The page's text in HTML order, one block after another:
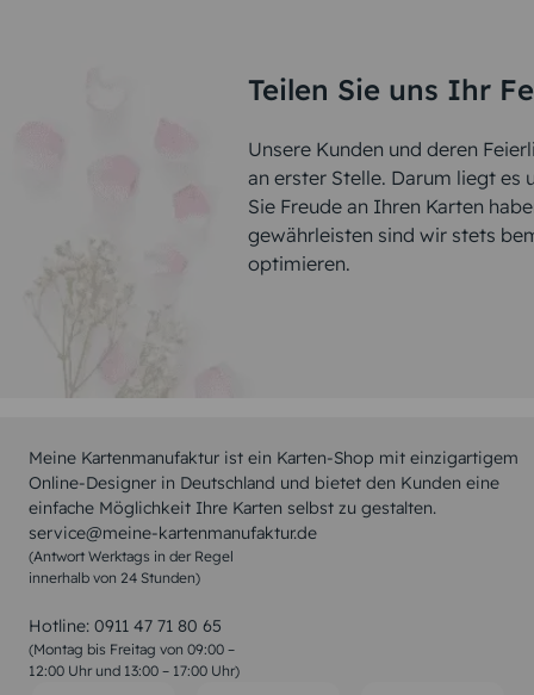
Teilen Sie uns Ihr
Unsere Kunden und deren
an erster Stelle. Darum liegt es
Sie Freude an Ihren Karten
gewährleisten sind wir stets
optimieren.
Meine Kartenmanufaktur ist ein Karten-Shop mit einzigartigem
Online-Designer in Deutschland und bietet den Kunden eine
einfache Möglichkeit Ihre Karten selbst zu gestalten.
service@meine-kartenmanufaktur.de
(Antwort Werktags in der Regel
innerhalb von 24 Stunden)
Hotline: 0911 47 71 80 65
(Montag bis Freitag von 09:00 –
12:00 Uhr und 13:00 – 17:00 Uhr)